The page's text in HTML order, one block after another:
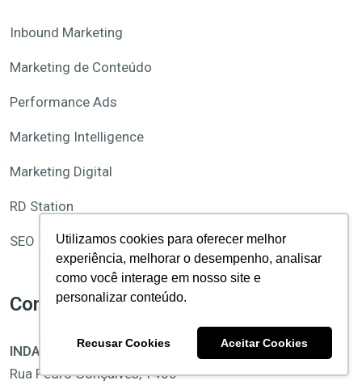
Utilizamos cookies para oferecer melhor
experiência, melhorar o desempenho, analisar
como você interage em nosso site e
personalizar conteúdo.
Recusar Cookies Aceitar Cookies
Inbound Marketing
Marketing de Conteúdo
Performance Ads
Marketing Intelligence
Marketing Digital
RD Station
SEO
Como falar com a gente?
INDAIATUBA/SP
Rua Pedro Gonçalves, 1400